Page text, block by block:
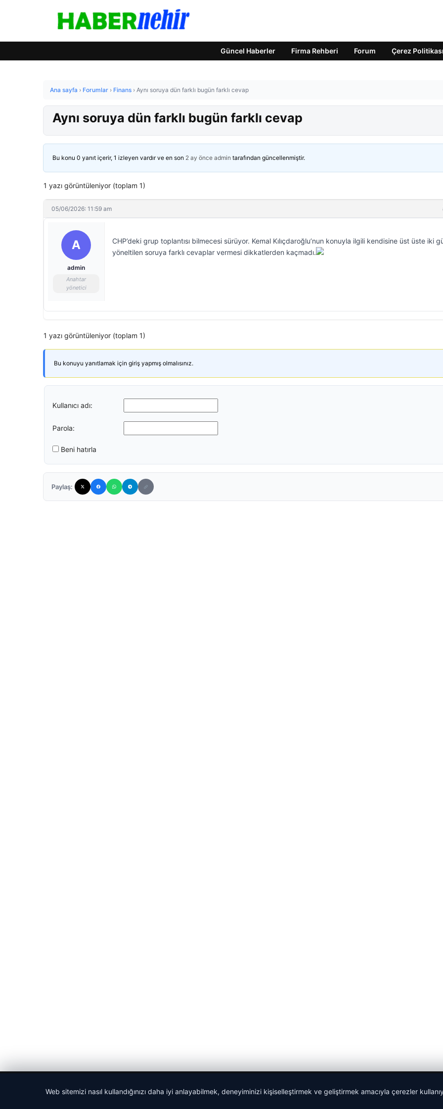
Güncel Haberler Firma Rehberi Forum Çerez Politikası
Ana sayfa › Forumlar › Finans › Aynı soruya dün farklı bugün farklı cevap
Aynı soruya dün farklı bugün farklı cevap
Bu konu 0 yanıt içerir, 1 izleyen vardır ve en son 2 ay önce admin tarafından güncellenmiştir.
1 yazı görüntüleniyor (toplam 1)
05/06/2026: 11:59 am
A
admin
Anahtar
yönetici
CHP’deki grup toplantısı bilmecesi sürüyor. Kemal Kılıçdaroğlu’nun konuyla ilgili kendisine üst üste iki
yöneltilen soruya farklı cevaplar vermesi dikkatlerden kaçmadı.
1 yazı görüntüleniyor (toplam 1)
Bu konuyu yanıtlamak için giriş yapmış olmalısınız.
Kullanıcı adı:
Parola:
Beni hatırla
Paylaş:
Web sitemizi nasıl kullandığınızı daha iyi anlayabilmek, deneyiminizi kişiselleştirmek ve geliştirmek amacıyla çerezler